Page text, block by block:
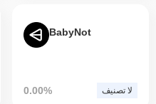
BabyNot
0.00% لا تصنيف